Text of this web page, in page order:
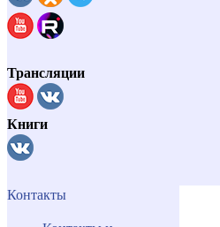
Трансляции
Книги
Контакты